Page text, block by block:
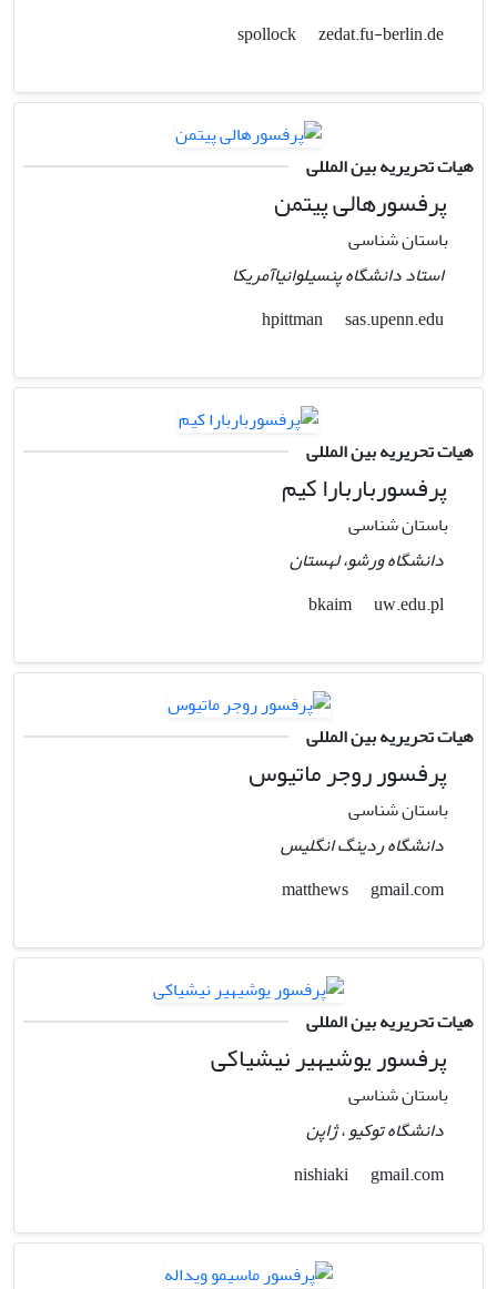
zedat.fu-berlin.de
هیات تحریریه بین المللی
پرفسورهالی پیتمن
باستان شناسی
استاد دانشگاه پنسیلوانیاآمریکا
sas.upenn.edu
هیات تحریریه بین المللی
پرفسورباربارا کیم
باستان شناسی
دانشگاه ورشو، لهستان
uw.edu.pl
هیات تحریریه بین المللی
پرفسور روجر ماتیوس
باستان شناسی
دانشگاه ردینگ انگلیس
gmail.com
هیات تحریریه بین المللی
پرفسور یوشیهیر نیشیاکی
باستان شناسی
دانشگاه توکیو ، ژاپن
gmail.com